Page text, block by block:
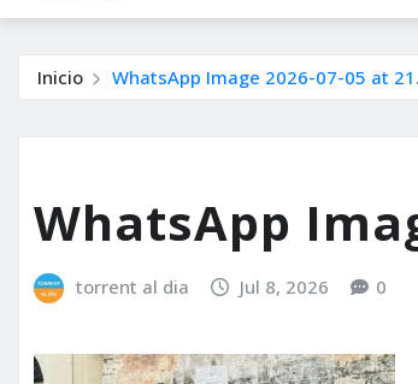
Inicio WhatsApp Image 2026-07-05 at
WhatsApp
torrent al dia Jul 8, 2026 0